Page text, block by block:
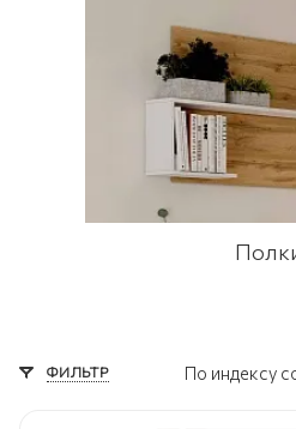
ФИЛЬТР По индексу